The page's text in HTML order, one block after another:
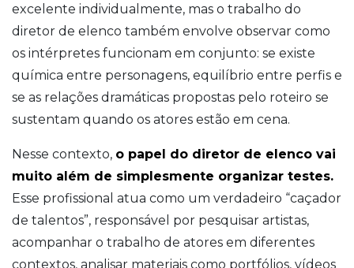
excelente individualmente, mas o trabalho do
diretor de elenco também envolve observar como
os intérpretes funcionam em conjunto: se existe
química entre personagens, equilíbrio entre perfis e
se as relações dramáticas propostas pelo roteiro se
sustentam quando os atores estão em cena.
Nesse contexto, o papel do diretor de elenco vai
muito além de simplesmente organizar testes.
Esse profissional atua como um verdadeiro “caçador
de talentos”, responsável por pesquisar artistas,
acompanhar o trabalho de atores em diferentes
contextos, analisar materiais como portfólios, vídeos